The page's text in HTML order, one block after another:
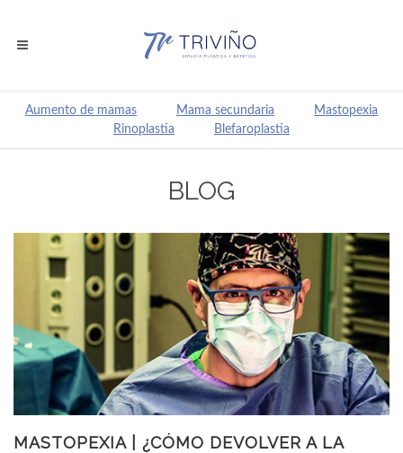
Aumento de mamas Mama secundaria
Mastopexia
Rinoplastia
Blefaroplastia
BLOG
MASTOPEXIA | ¿CÓMO DEVOLVER A LA